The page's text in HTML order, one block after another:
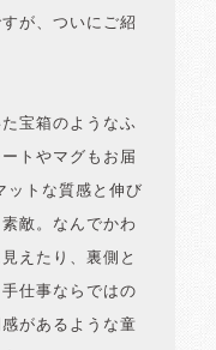
が、ついにご紹
宝箱のようなふ
トやマグもお届
ットな質感と伸び
敵。なんでかわ
えたり、裏側と
仕事ならではの
があるような童